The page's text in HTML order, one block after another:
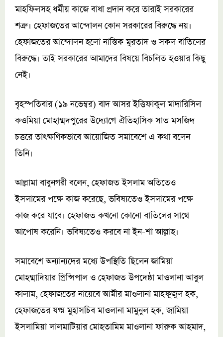
মাহফিলসহ ধর্মীয় কাজে বাধা প্রদান করে তারাই সরকারের
শত্রু। হেফাজতের আন্দোলন কোন সরকারের বিরুদ্ধে নয়।
হেফাজতের আন্দোলন হলো নাস্তিক মুরতাদ ও সকল বাতিলের
বিরুদ্ধে। তাই সরকারের আমাদের বিষয়ে বিচলিত হওয়ার কিছু
নেই।
বৃহস্পতিবার (১৯ নভেম্বর) বাদ আসর ইত্তিফাকুল মাদারিসিল
কওমিয়া মোহাম্মদপুরের উদ্যোগে ঐতিহাসিক সাত মসজিদ
চত্তরে তাৎক্ষণিকভাবে আয়োজিত সমাবেশে এ কথা বলেন
তিনি।
আল্লামা বাবুনগরী বলেন, হেফাজত ইসলাম অতিতেও
ইসলামের পক্ষে কাজ করেছে, ভবিষ্যতেও ইসলামের পক্ষে
কাজ করে যাবে। হেফাজত কখনো কোনো বাতিলের সাথে
আপোষ করেনি। ভবিষ্যতেও করবে না ইন-শা আল্লাহ।
সমাবেশে অন্যান্যদের মধ্যে উপস্থিতি ছিলেন জামিয়া
মোহম্মাদিয়ার প্রিন্সিপাল ও হেফাজত উপদেষ্ঠা মাওলানা আবুল
কালাম, হেফাজতের নায়েবে আমীর মাওলানা মাহফুজুল হক,
হেফাজতের যগ্ম্ন মুহাসচিব মাওলানা মামুনুল হক, জামিয়া
ইসলামিয়া লালমাটিয়ার মোহতামিম মাওলানা ফারুক আহমাদ,